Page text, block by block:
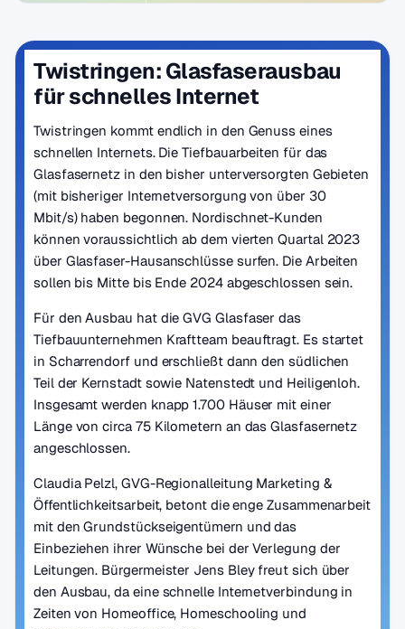
Twistringen: Glasfaserausbau
für schnelles Internet
Twistringen kommt endlich in den Genuss eines
schnellen Internets. Die Tiefbauarbeiten für das
Glasfasernetz in den bisher unterversorgten Gebieten
(mit bisheriger Internetversorgung von über 30
Mbit/s) haben begonnen. Nordischnet-Kunden
können voraussichtlich ab dem vierten Quartal 2023
über Glasfaser-Hausanschlüsse surfen. Die Arbeiten
sollen bis Mitte bis Ende 2024 abgeschlossen sein.
Für den Ausbau hat die GVG Glasfaser das
Tiefbauunternehmen Kraftteam beauftragt. Es startet
in Scharrendorf und erschließt dann den südlichen
Teil der Kernstadt sowie Natenstedt und Heiligenloh.
Insgesamt werden knapp 1.700 Häuser mit einer
Länge von circa 75 Kilometern an das Glasfasernetz
angeschlossen.
Claudia Pelzl, GVG-Regionalleitung Marketing &
Öffentlichkeitsarbeit, betont die enge Zusammenarbeit
mit den Grundstückseigentümern und das
Einbeziehen ihrer Wünsche bei der Verlegung der
Leitungen. Bürgermeister Jens Bley freut sich über
den Ausbau, da eine schnelle Internetverbindung in
Zeiten von Homeoffice, Homeschooling und